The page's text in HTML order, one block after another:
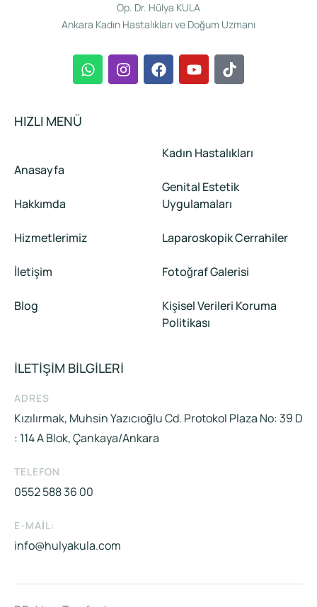
Op. Dr. Hülya KULA
Ankara Kadın Hastalıkları ve Doğum Uzmanı
HIZLI MENÜ
Anasayfa
Hakkımda
Hizmetlerimiz
İletişim
Blog
Kadın Hastalıkları
Genital Estetik
Uygulamaları
Laparoskopik Cerrahiler
Fotoğraf Galerisi
Kişisel Verileri Koruma
Politikası
İLETİŞİM BİLGİLERİ
ADRES
Kızılırmak, Muhsin Yazıcıoğlu Cd. Protokol Plaza No: 39 D
: 114 A Blok, Çankaya/Ankara
TELEFON
0552 588 36 00
E-MAIL:
info@hulyakula.com